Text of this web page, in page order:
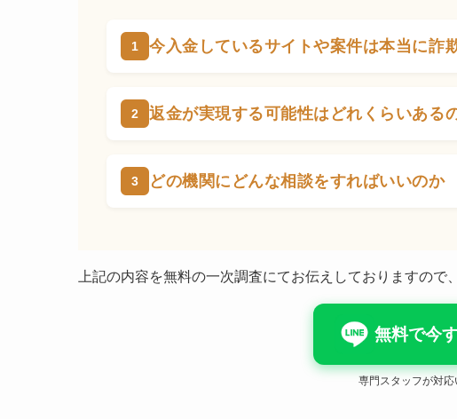
今入金しているサイトや案件は本当に詐
返金が実現する可能性はどれくらいある
どの機関にどんな相談をすればいいのか
上記の内容を無料の一次調査にてお伝えしておりますので、
無料で今
専門スタッフが対応